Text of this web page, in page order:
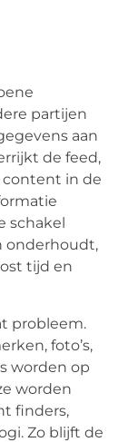
partijen
aan
de feed,
in de
schakel
onderhoudt,
tijd en
probleem.
foto’s,
worden op
worden
finders,
Zo blijft de